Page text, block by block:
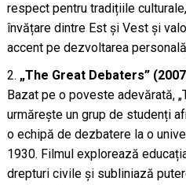
respect pentru tradițiile
învățare dintre Est și Vest și
accent pe dezvoltarea
„The Great Debaters”
Bazat pe o poveste adevărată,
urmărește un grup de studenți
o echipă de dezbatere la o
1930. Filmul explorează
drepturi civile și subliniază